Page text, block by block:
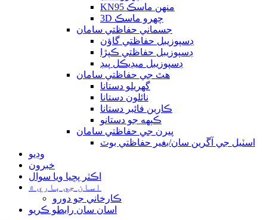
KN95 منهن ماسڪ
3D چهرو ماسڪ
جسماني حفاظتي سامان
ڊسپوزيبل حفاظتي گاؤن
ڊسپوزيبل حفاظتي ڪپڙا
ڊسپوزيبل ميڊيڪل پيڊ
هٿ جي حفاظتي سامان
گهريلو دستانا
نائلون دستانا
ڪاربن فائبر دستانا
ڪپهه جو دستانو
پيرن جي حفاظتي سامان
اسٽيل جي آڱرين سان/بغير حفاظتي بوٽ
وڊيو
خبرون
اڪثر پڇيا ويا سوال
اسان جي باري ۾
ڪارخاني جو دورو
اسان سان رابطو ڪريو